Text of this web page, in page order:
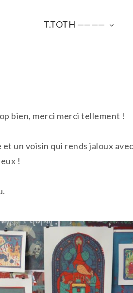
T.TOTH ————
bien, merci merci tellement !
un voisin qui rends jaloux
!